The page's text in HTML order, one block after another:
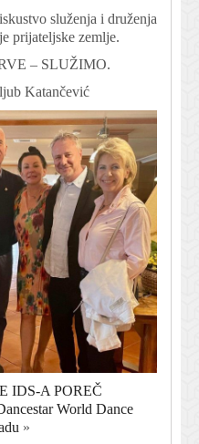
služenja i druženja
prijateljske zemlje.
– SLUŽIMO.
Katančević
IDS-A POREČ
World Dance
»